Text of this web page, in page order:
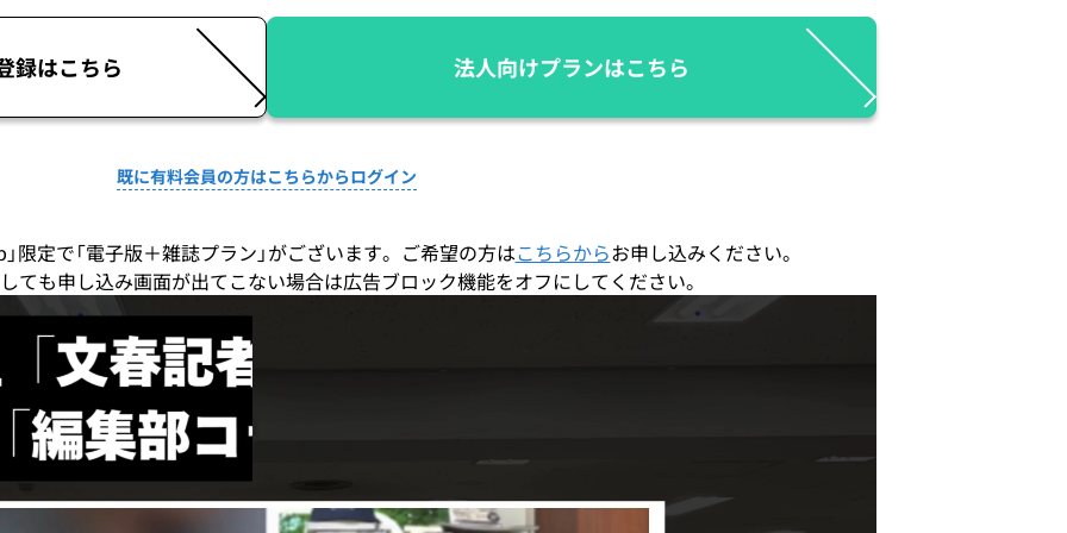
録はこちら 法人向けプランはこちら
既に有料会員の方はこちらからログイン
限定で「電子版＋雑誌プラン」がございます。ご希望の方はこちらからお申し込みください。
ても申し込み画面が出てこない場合は広告ブロック機能をオフにしてください。